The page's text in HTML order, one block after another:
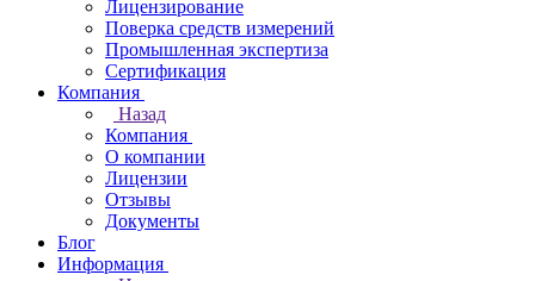
Лицензирование
Поверка средств измерений
Промышленная экспертиза
Сертификация
Компания
Назад
Компания
О компании
Лицензии
Отзывы
Документы
Блог
Информация